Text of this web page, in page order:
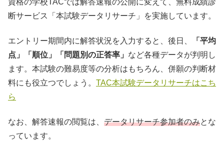
断サービス「本試験データリサーチ」を実施しています。
エントリー期間内に解答状況を入力すると、後日、
「平均
点」「順位」「問題別の正答率」 など各種データが判明し
ます。本試験の難易度等の分析はもちろん、併願の判断材
料にも役立つでしょう。 TAC本試験データリサーチはこち
ら
なお、解答速報の閲覧は、 データリサーチ参加者のみとな
っています。